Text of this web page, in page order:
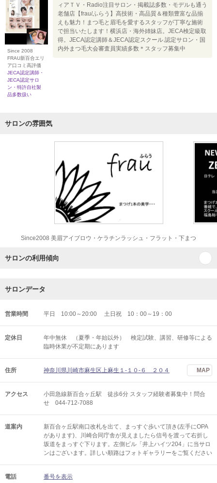
Since 2008
FRAU新百合エリ
ア口コミ高評価
JECA認定講師・
JECA認定サロ
ン・特許自社製
品多数扱い
ィアＴＶ・Radio注目サロン・掲載誌多数・モデルも通う
老舗店【frau/ふらう】高技術・高品質＆種類豊富な品揃
えも魅力！まつ毛と眉毛を愛するスタッフが丁寧な施術
で担当いたします！横浜店・海外姉妹店。JECA検定級取
得。JECA認定講師＆JECA認定スクール.認定サロン・国
内外まつ毛大会審査員実績多数＊スタッフ募集中
サロンの雰囲気
Since2008 美眉アイブロウ・ケラチンラッシュ・フラット・下まつ
サロンの利用傾向
サロンデータ
営業時間 平日 10:00～20:00 土日祝 10：00～19：00
定休日
年中無休 （夏季・年始以外） 検定試験、講習、研修等による
臨時休業が不定期にあります
住所 神奈川県川崎市麻生区上麻生１‐１０‐６ ２０４ MAP
アクセス
小田急線新百合ヶ丘駅 徒歩6分 スタッフ経験者募集中！問合
せ 044-712-7088
道案内
新百合ヶ丘駅南口改札を出て、まっすぐ歩いて頂き(左手にOPA
があります)、川崎合同庁舎が見えましたら信号を渡って右折し
坂道をまっすぐ下ります。左側ビル「井上ハイツ204」に当サロ
ンはございます。詳しい順路はフォトギャラリーをご覧ください
電話 番号を表示